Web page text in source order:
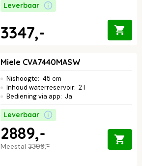
Leverbaar
3347,-
Miele CVA7440MASW
Nishoogte: 45 cm
Inhoud waterreservoir: 2 l
Bediening via app: Ja
Leverbaar
Meestal 3399,-
2889,-